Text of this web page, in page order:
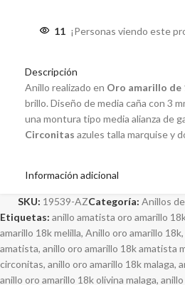
11 ¡Personas viendo este
Descripción
Anillo realizado en Oro amarillo de
brillo. Diseño de media caña con 3
una montura tipo media alianza de
Circonitas azules talla marquise y
Información adicional
SKU: 19539-AZCategoría: Anillos
Etiquetas: anillo amatista oro amarillo
amarillo 18k melilla, Anillo oro amarillo 18k,
amatista, anillo oro amarillo 18k amatista
circonitas, anillo oro amarillo 18k malaga,
anillo oro amarillo 18k olivina malaga,